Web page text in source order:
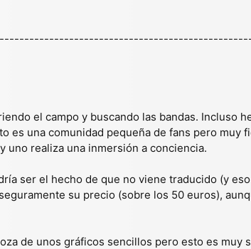
el campo y buscando las bandas. Incluso
una comunidad pequeña de fans pero muy
uno realiza una inmersión a conciencia.
ser el hecho de que no viene traducido (y
su precio (sobre los 50 euros),
de unos gráficos sencillos pero esto es muy